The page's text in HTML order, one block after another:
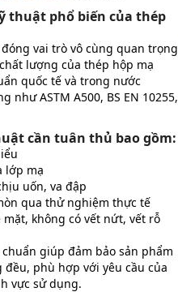
thuật phổ biến của thép
vai trò vô cùng quan trọng
lượng của thép hộp mạ
quốc tế và trong nước
như ASTM A500, BS EN 10255,
cần tuân thủ bao gồm:
lớp mạ
uốn, va đập
qua thử nghiệm thực tế
không có vết nứt, vết rỗ
giúp đảm bảo sản phẩm
phù hợp với yêu cầu của
vực sử dụng.